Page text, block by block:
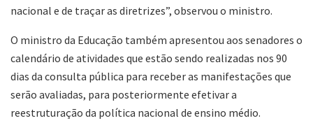
nacional e de traçar as diretrizes”, observou o ministro.
O ministro da Educação também apresentou aos senadores o
calendário de atividades que estão sendo realizadas nos 90
dias da consulta pública para receber as manifestações que
serão avaliadas, para posteriormente efetivar a
reestruturação da política nacional de ensino médio.